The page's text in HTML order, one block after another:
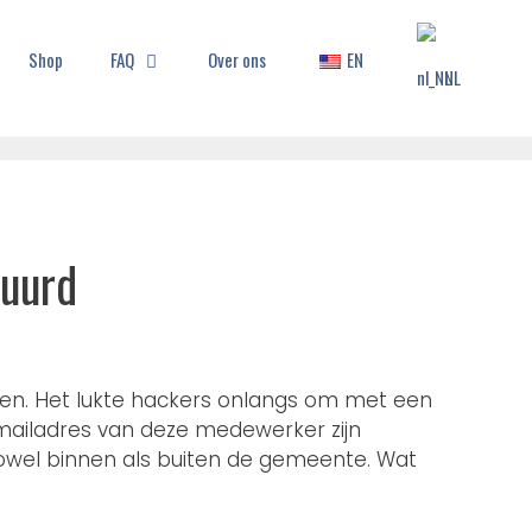
Shop FAQ Over ons EN
NL
Het lukte hackers onlangs om met een
van deze medewerker zijn
binnen als buiten de gemeente. Wat